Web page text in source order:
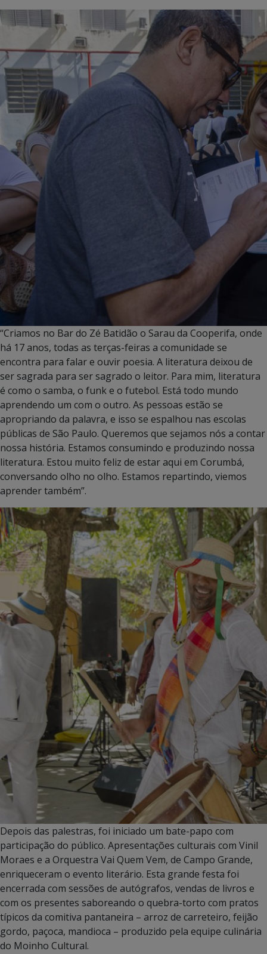
“Criamos no Bar do Zé Batidão o Sarau da Cooperifa, onde
há 17 anos, todas as terças-feiras a comunidade se
encontra para falar e ouvir poesia. A literatura deixou de
ser sagrada para ser sagrado o leitor. Para mim, literatura
é como o samba, o funk e o futebol. Está todo mundo
aprendendo um com o outro. As pessoas estão se
apropriando da palavra, e isso se espalhou nas escolas
públicas de São Paulo. Queremos que sejamos nós a contar
nossa história. Estamos consumindo e produzindo nossa
literatura. Estou muito feliz de estar aqui em Corumbá,
conversando olho no olho. Estamos repartindo, viemos
aprender também”.
Depois das palestras, foi iniciado um bate-papo com
participação do público. Apresentações culturais com Vinil
Moraes e a Orquestra Vai Quem Vem, de Campo Grande,
enriqueceram o evento literário. Esta grande festa foi
encerrada com sessões de autógrafos, vendas de livros e
com os presentes saboreando o quebra-torto com pratos
típicos da comitiva pantaneira – arroz de carreteiro, feijão
gordo, paçoca, mandioca – produzido pela equipe culinária
do Moinho Cultural.